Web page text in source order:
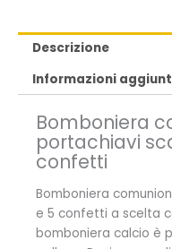
Descrizione
Informazioni
Bomboniera
portachiavi
confetti
Bomboniera
e 5 confetti a scelta
bomboniera calcio è